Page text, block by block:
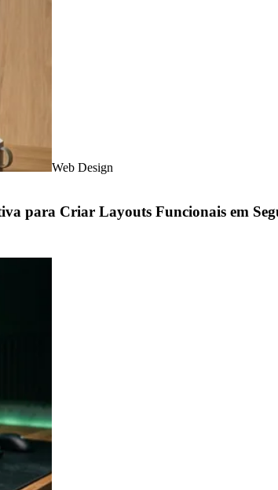
Web Design
para Criar Layouts Funcionais em